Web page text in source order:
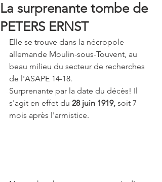
La surprenante tombe de
PETERS ERNST
Elle se trouve dans la nécropole
allemande Moulin-sous-Touvent, au
beau milieu du secteur de recherches
de l'ASAPE 14-18.
Surprenante par la date du décès! Il
s'agit en effet du 28 juin 1919, soit 7
mois après l'armistice.